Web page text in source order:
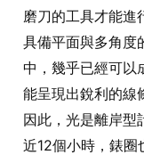
磨刀的工具才能進
具備平面與多角度
中，幾乎已經可以
能呈現出銳利的線
因此，光是離岸型
近12個小時，錶